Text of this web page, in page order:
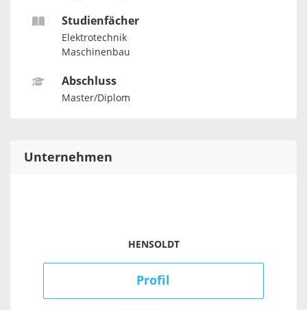
Studienfächer
Elektrotechnik
Maschinenbau
Abschluss
Master/Diplom
Unternehmen
HENSOLDT
Profil